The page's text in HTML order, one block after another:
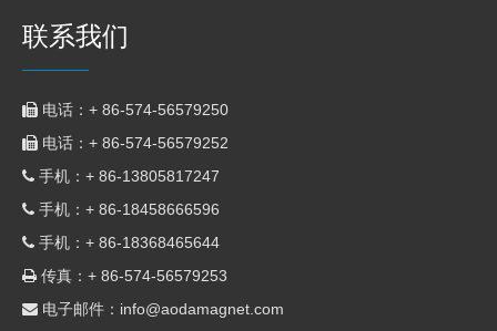
联系我们
 电话：+ 86-574-56579250
 电话：+ 86-574-56579252
 手机：+ 86-13805817247
 手机：+ 86-18458666596
 手机：+ 86-18368465644
 传真：+ 86-574-56579253
 电子邮件： info@aodamagnet.com